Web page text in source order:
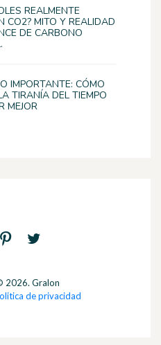
REALMENTE
CO2? MITO Y REALIDAD
DE CARBONO
IMPORTANTE: CÓMO
TIRANÍA DEL TIEMPO
MEJOR
2026. Gralon
de privacidad